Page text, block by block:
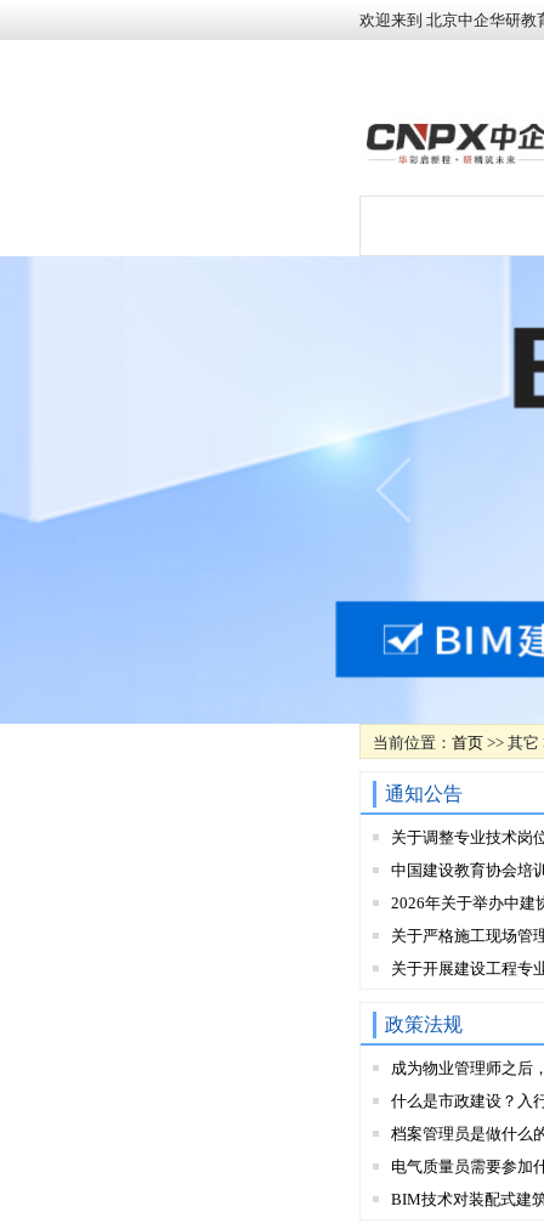
欢迎来到 北京中企华研教
当前位置： 首页 >> 其它
通知公告
关于调整专业技术岗
中国建设教育协会培
2026年关于举办中建
关于严格施工现场管
关于开展建设工程专
政策法规
成为物业管理师之后
什么是市政建设？入
档案管理员是做什么
电气质量员需要参加
BIM技术对装配式建